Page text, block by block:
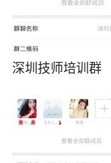
深圳技师培训群